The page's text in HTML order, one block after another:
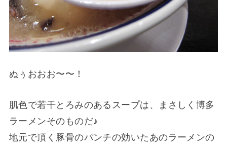
ぬぅおおお〜〜！
肌色で若干とろみのあるスープは、まさしく博多
ラーメンそのものだ♪
地元で頂く豚骨のパンチの効いたあのラーメンの